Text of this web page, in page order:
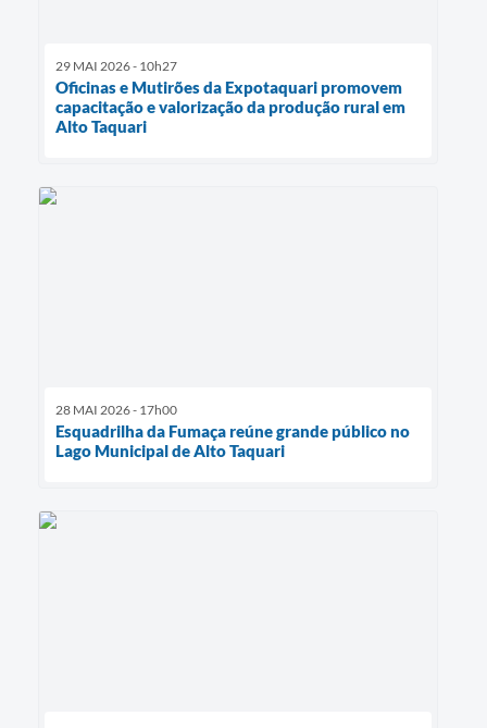
29 MAI 2026 - 10h27
Oficinas e Mutirões da Expotaquari promovem
capacitação e valorização da produção rural em
Alto Taquari
28 MAI 2026 - 17h00
Esquadrilha da Fumaça reúne grande público no
Lago Municipal de Alto Taquari